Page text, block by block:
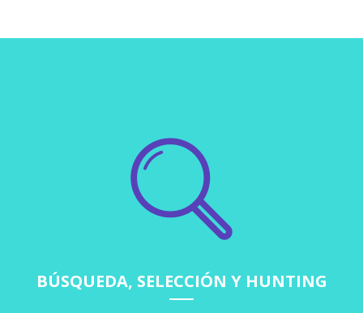
BÚSQUEDA, SELECCIÓN Y HUNTING